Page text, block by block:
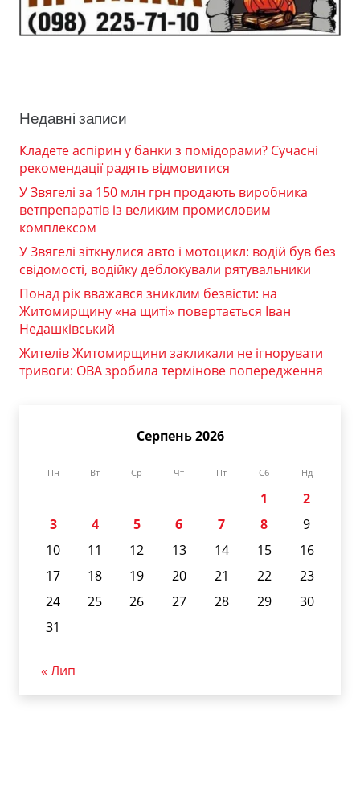
Недавні записи
Кладете аспірин у банки з помідорами? Сучасні
рекомендації радять відмовитися
У Звягелі за 150 млн грн продають виробника
ветпрепаратів із великим промисловим
комплексом
У Звягелі зіткнулися авто і мотоцикл: водій був без
свідомості, водійку деблокували рятувальники
Понад рік вважався зниклим безвісти: на
Житомирщину «на щиті» повертається Іван
Недашківський
Жителів Житомирщини закликали не ігнорувати
тривоги: ОВА зробила термінове попередження
Серпень 2026
Пн Вт Ср Чт Пт Сб Нд
1
2
3
4 5 6 7 8
9
10
11 12 13 14 15
16
17
18 19 20 21 22
23
24
25 26 27 28 29
30
31
« Лип